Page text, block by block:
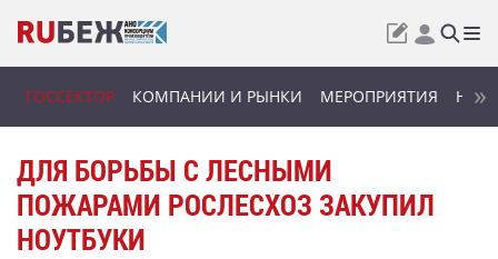
ГОССЕКТОР КОМПАНИИ И РЫНКИ МЕРОПРИЯТИЯ
ДЛЯ БОРЬБЫ С ЛЕСНЫМИ
ПОЖАРАМИ РОСЛЕСХОЗ ЗАКУПИЛ
НОУТБУКИ